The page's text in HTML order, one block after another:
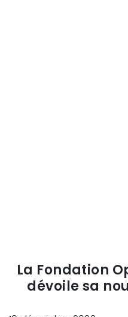
La Fondation
dévoile sa